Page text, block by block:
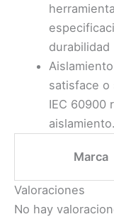
durabilidad
satisface o
IEC 60900
aislamiento.
Marca
Valoraciones
No hay